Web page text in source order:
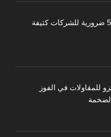
شهادة الايزو 50001 ضرورية للشركات كثيفة
للمقاولات في الفوز